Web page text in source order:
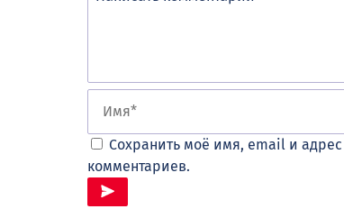
Сохранить моё имя, email и
комментариев.